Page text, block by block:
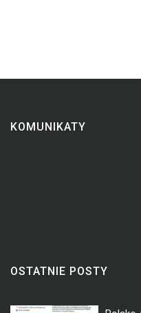
KOMUNIKATY
OSTATNIE POSTY